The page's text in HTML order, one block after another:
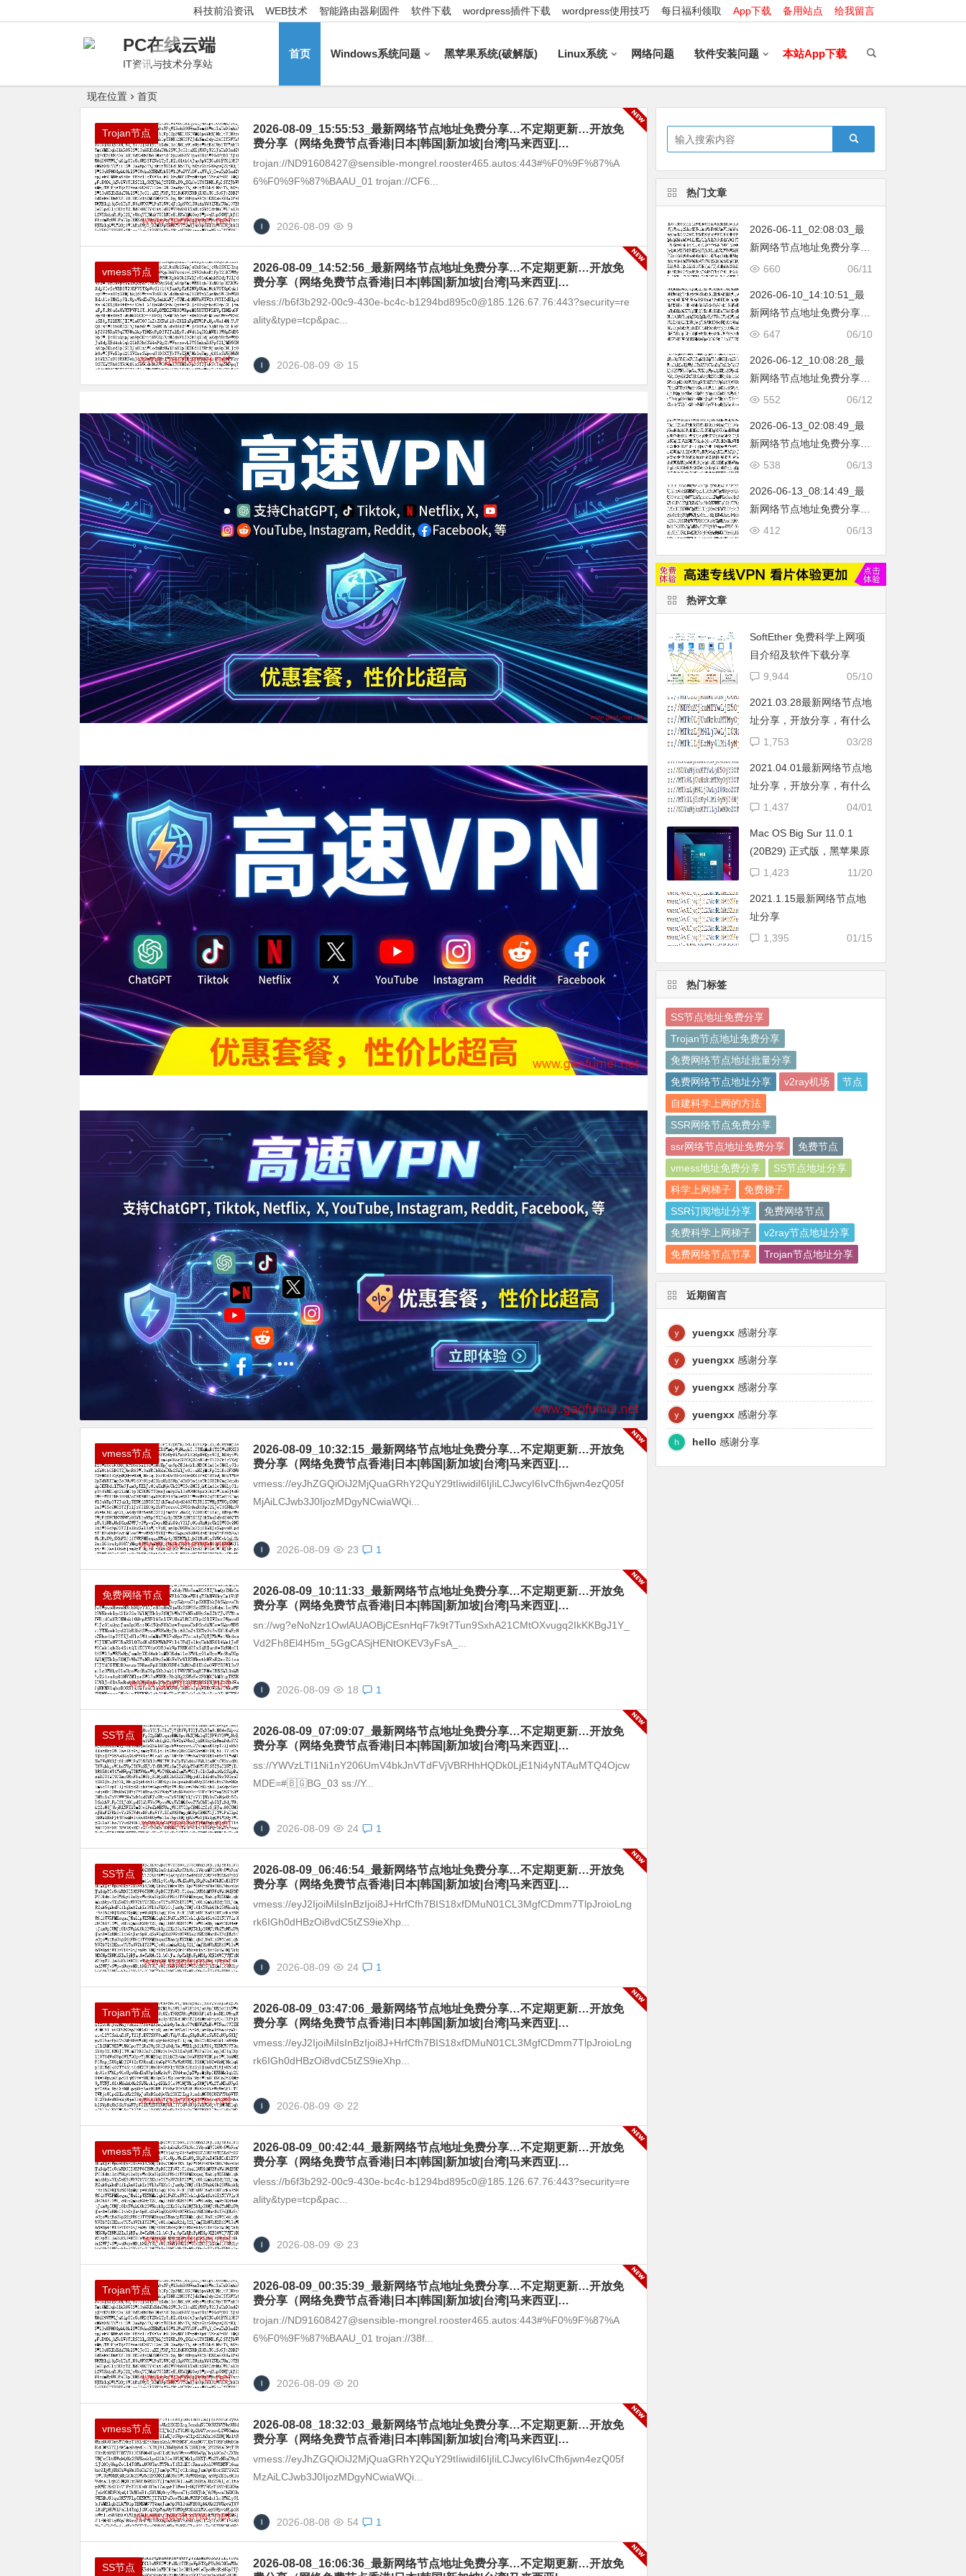
科技前沿资讯 WEB技术 智能路由器刷固件 软件下载 wordpress插件下载 wordpress使用技巧 每日福利领取 App下载 备用站点 给我留言
PC在线云端
IT资讯与技术分享站
首页 Windows系统问题 黑苹果系统(破解版) Linux系统 网络问题 软件安装问题 本站App下载
现在位置 首页
Trojan节点
2026-08-09_15:55:53_最新网络节点地址免费分享…不定期更新…开放免
费分享（网络免费节点香港|日本|韩国|新加坡|台湾|马来西亚|…
trojan://ND91608427@sensible-mongrel.rooster465.autos:443#%F0%9F%87%A
6%F0%9F%87%BAAU_01 trojan://CF6...
2026-08-09 9
vmess节点
2026-08-09_14:52:56_最新网络节点地址免费分享…不定期更新…开放免
费分享（网络免费节点香港|日本|韩国|新加坡|台湾|马来西亚|…
vless://b6f3b292-00c9-430e-bc4c-b1294bd895c0@185.126.67.76:443?security=re
ality&type=tcp&pac...
2026-08-09 15
vmess节点
2026-08-09_10:32:15_最新网络节点地址免费分享…不定期更新…开放免
费分享（网络免费节点香港|日本|韩国|新加坡|台湾|马来西亚|…
vmess://eyJhZGQiOiJ2MjQuaGRhY2QuY29tIiwidiI6IjIiLCJwcyI6IvCfh6jwn4ezQ05f
MjAiLCJwb3J0IjozMDgyNCwiaWQi...
2026-08-09 23 1
免费网络节点
2026-08-09_10:11:33_最新网络节点地址免费分享…不定期更新…开放免
费分享（网络免费节点香港|日本|韩国|新加坡|台湾|马来西亚|…
sn://wg?eNoNzr1OwlAUAOBjCEsnHqF7k9t7Tun9SxhA21CMtOXvugq2IkKKBgJ1Y_
Vd2Fh8El4H5m_5GgCASjHENtOKEV3yFsA_...
2026-08-09 18 1
SS节点
2026-08-09_07:09:07_最新网络节点地址免费分享…不定期更新…开放免
费分享（网络免费节点香港|日本|韩国|新加坡|台湾|马来西亚|…
ss://YWVzLTI1Ni1nY206UmV4bkJnVTdFVjVBRHhHQDk0LjE1Ni4yNTAuMTQ4Ojcw
MDE=#🇧🇬BG_03 ss://Y...
2026-08-09 24 1
SS节点
2026-08-09_06:46:54_最新网络节点地址免费分享…不定期更新…开放免
费分享（网络免费节点香港|日本|韩国|新加坡|台湾|马来西亚|…
vmess://eyJ2IjoiMiIsInBzIjoi8J+HrfCfh7BIS18xfDMuN01CL3MgfCDmm7TlpJroioLng
rk6IGh0dHBzOi8vdC5tZS9ieXhp...
2026-08-09 24 1
Trojan节点
2026-08-09_03:47:06_最新网络节点地址免费分享…不定期更新…开放免
费分享（网络免费节点香港|日本|韩国|新加坡|台湾|马来西亚|…
vmess://eyJ2IjoiMiIsInBzIjoi8J+HrfCfh7BIS18xfDMuN01CL3MgfCDmm7TlpJroioLng
rk6IGh0dHBzOi8vdC5tZS9ieXhp...
2026-08-09 22
vmess节点
2026-08-09_00:42:44_最新网络节点地址免费分享…不定期更新…开放免
费分享（网络免费节点香港|日本|韩国|新加坡|台湾|马来西亚|…
vless://b6f3b292-00c9-430e-bc4c-b1294bd895c0@185.126.67.76:443?security=re
ality&type=tcp&pac...
2026-08-09 23
Trojan节点
2026-08-09_00:35:39_最新网络节点地址免费分享…不定期更新…开放免
费分享（网络免费节点香港|日本|韩国|新加坡|台湾|马来西亚|…
trojan://ND91608427@sensible-mongrel.rooster465.autos:443#%F0%9F%87%A
6%F0%9F%87%BAAU_01 trojan://38f...
2026-08-09 20
vmess节点
2026-08-08_18:32:03_最新网络节点地址免费分享…不定期更新…开放免
费分享（网络免费节点香港|日本|韩国|新加坡|台湾|马来西亚|…
vmess://eyJhZGQiOiJ2MjQuaGRhY2QuY29tIiwidiI6IjIiLCJwcyI6IvCfh6jwn4ezQ05f
MzAiLCJwb3J0IjozMDgyNCwiaWQi...
2026-08-08 54 1
SS节点
2026-08-08_16:06:36_最新网络节点地址免费分享…不定期更新…开放免
热门文章
2026-06-11_02:08:03_最
新网络节点地址免费分享…
不定期更新…开放免费分享
韩国|新加坡|台湾|马来西亚|
…
06/11
660
2026-06-10_14:10:51_最
新网络节点地址免费分享…
不定期更新…开放免费分享
韩国|新加坡|台湾|马来西亚|
…
06/10
647
2026-06-12_10:08:28_最
新网络节点地址免费分享…
不定期更新…开放免费分享
韩国|新加坡|台湾|马来西亚|
…
06/12
552
2026-06-13_02:08:49_最
新网络节点地址免费分享…
不定期更新…开放免费分享
韩国|新加坡|台湾|马来西亚|
…
06/13
538
2026-06-13_08:14:49_最
新网络节点地址免费分享…
不定期更新…开放免费分享
韩国|新加坡|台湾|马来西亚|
…
06/13
412
热评文章
SoftEther 免费科学上网项
目介绍及软件下载分享
05/10
9,944
2021.03.28最新网络节点地
址分享，开放分享，有什么
问题可评论区留言给我。03/28
1,753
2021.04.01最新网络节点地
址分享，开放分享，有什么
问题可评论区留言给我。
04/01
1,437
Mac OS Big Sur 11.0.1
(20B29) 正式版，黑苹果原
版镜像免费下载和安装，自
引导 v0.6.3
11/20
1,423
2021.1.15最新网络节点地
址分享
01/15
1,395
热门标签
SS节点地址免费分享
Trojan节点地址免费分享
免费网络节点地址批量分享
免费网络节点地址分享
v2ray机场
节点
自建科学上网的方法
SSR网络节点免费分享
ssr网络节点地址免费分享
免费节点
vmess地址免费分享
SS节点地址分享
科学上网梯子
免费梯子
SSR订阅地址分享
免费网络节点
免费科学上网梯子
v2ray节点地址分享
免费网络节点节享
Trojan节点地址分享
近期留言
yuengxx 感谢分享
yuengxx 感谢分享
yuengxx 感谢分享
yuengxx 感谢分享
hello 感谢分享